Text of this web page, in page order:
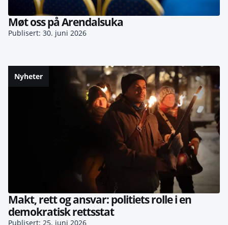
Møt oss på Arendalsuka
Publisert: 30. juni 2026
Nyheter
Makt, rett og ansvar: politiets rolle i en
demokratisk rettsstat
Publisert: 25. juni 2026